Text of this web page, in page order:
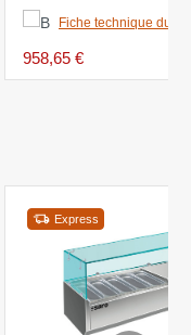
Fiche technique du
958,65 €
Express